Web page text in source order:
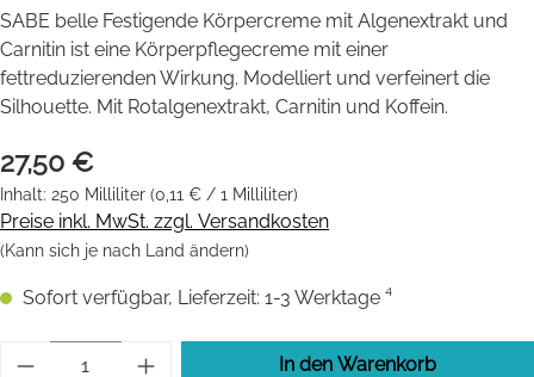
SABE belle Festigende Körpercreme mit Algenextrakt und
Carnitin ist eine Körperpflegecreme mit einer
fettreduzierenden Wirkung. Modelliert und verfeinert die
Silhouette. Mit Rotalgenextrakt, Carnitin und Koffein.
27,50 €
Inhalt: 250 Milliliter (0,11 € / 1 Milliliter)
Preise inkl. MwSt. zzgl. Versandkosten
(Kann sich je nach Land ändern)
Sofort verfügbar, Lieferzeit: 1-3 Werktage ⁴
Produkt Anzahl: Gib den gewünschten
In den Warenkorb